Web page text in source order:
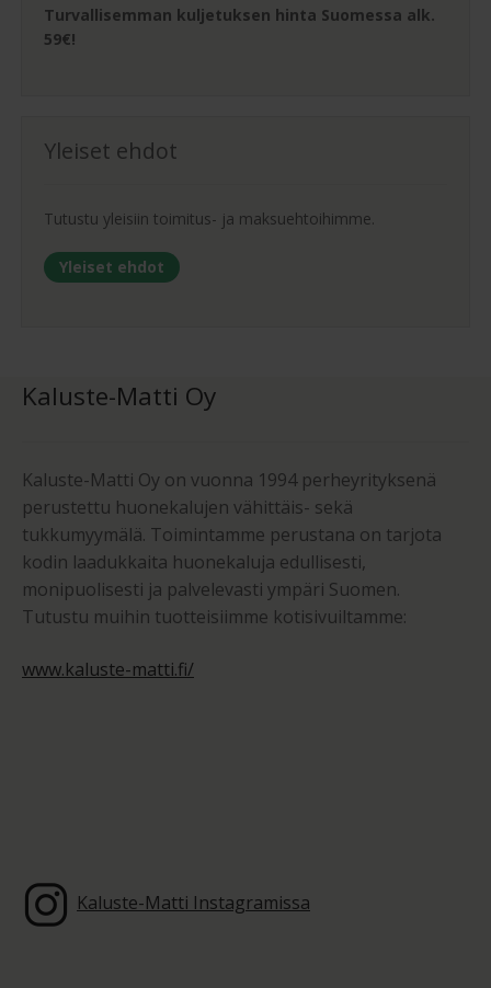
Turvallisemman kuljetuksen hinta Suomessa alk.
59€!
Yleiset ehdot
Tutustu yleisiin toimitus- ja maksuehtoihimme.
Yleiset ehdot
Kaluste-Matti Oy
Kaluste-Matti Oy on vuonna 1994 perheyrityksenä
perustettu huonekalujen vähittäis- sekä
tukkumyymälä. Toimintamme perustana on tarjota
kodin laadukkaita huonekaluja edullisesti,
monipuolisesti ja palvelevasti ympäri Suomen.
Tutustu muihin tuotteisiimme kotisivuiltamme:
www.kaluste-matti.fi/
Kaluste-Matti Instagramissa